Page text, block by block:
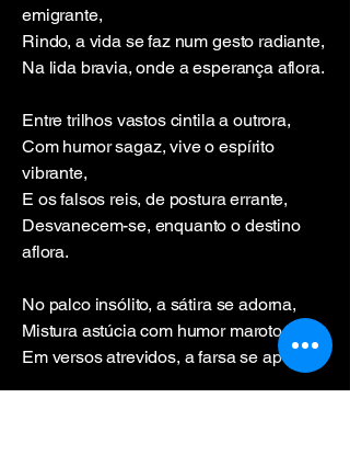
emigrante,
Rindo, a vida se faz num gesto radiante,
Na lida bravia, onde a esperança aflora.
Entre trilhos vastos cintila a outrora,
Com humor sagaz, vive o espírito
vibrante,
E os falsos reis, de postura errante,
Desvanecem-se, enquanto o destino
aflora.
No palco insólito, a sátira se adorna,
Mistura astúcia com humor maroto,
Em versos atrevidos, a farsa se aponta;